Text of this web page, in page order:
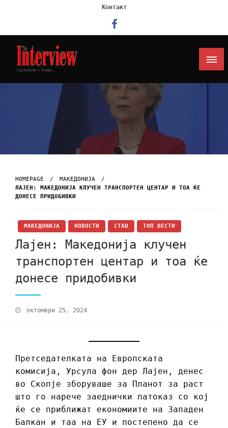
Контакт
Интервју
HOMEPAGE
МАКЕДОНИЈА
ЛАЈЕН: МАКЕДОНИЈА КЛУЧЕН ТРАНСПОРТЕН ЦЕНТАР И ТОА ЌЕ
ДОНЕСЕ ПРИДОБИВКИ
МАКЕДОНИЈА НОВОСТИ СТАВ ТОП ВЕСТИ
Лајен: Македонија клучен
транспортен центар и тоа ќе
донесе придобивки
октомври 25, 2024
Претседателката на Европската
комисија, Урсула фон дер Лајен, денес
во Скопје зборуваше за Планот за раст
што го нарече заеднички патоказ со кој
ќе се приближат економиите на Западен
Балкан и таа на ЕУ и постепено да се